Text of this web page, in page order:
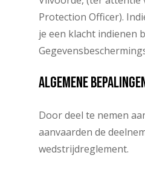
Protection Officer).
je een klacht indienen
ALGEMENE
Door deel te nemen
aanvaarden de
wedstrijdreglement.